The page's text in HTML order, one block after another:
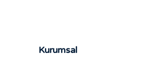
Kurumsal